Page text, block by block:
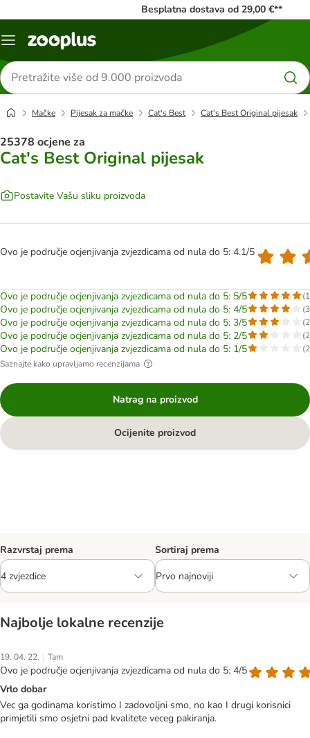
Besplatna dostava od 29,00 €**
Izbornik
Traži
proizvode
Mačke Pijesak za mačke Cat's Best Cat's Best Original pijesak
25378 ocjene za
Cat's Best Original pijesak
Postavite Vašu sliku proizvoda
Ovo je područje ocjenjivanja zvjezdicama od nula do 5: 4.1/5
Ovo je područje ocjenjivanja zvjezdicama od nula do 5: 5/5 (
Ovo je područje ocjenjivanja zvjezdicama od nula do 5: 4/5 (
Ovo je područje ocjenjivanja zvjezdicama od nula do 5: 3/5 (
Ovo je područje ocjenjivanja zvjezdicama od nula do 5: 2/5 (
Ovo je područje ocjenjivanja zvjezdicama od nula do 5: 1/5 (
Saznajte kako upravljamo recenzijama
Natrag na proizvod
Ocijenite proizvod
Razvrstaj prema Sortiraj prema
Najbolje lokalne recenzije
19. 04. 22. | Tam
Ovo je područje ocjenjivanja zvjezdicama od nula do 5: 4/5
Vrlo dobar
Vec ga godinama koristimo I zadovoljni smo, no kao I drugi korisnici
primjetili smo osjetni pad kvalitete veceg pakiranja.